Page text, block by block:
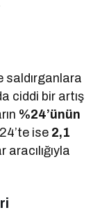
saldırganlara
ciddi bir artış
%24’ünün
ise 2,1